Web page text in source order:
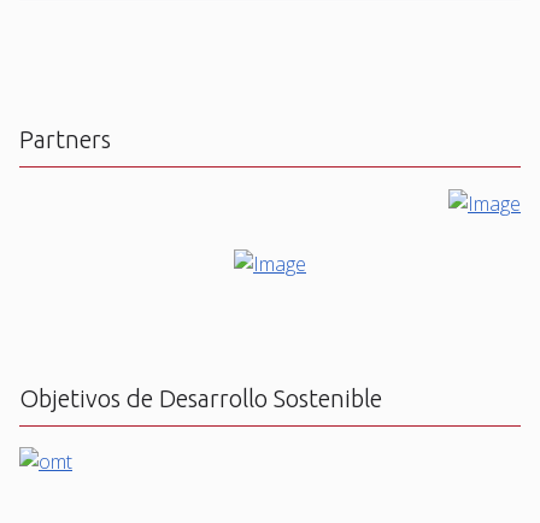
Partners
Objetivos de Desarrollo Sostenible